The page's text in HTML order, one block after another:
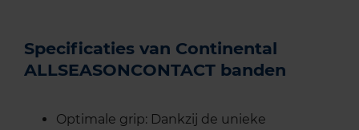
Specificaties van Continental
ALLSEASONCONTACT banden
Optimale grip: Dankzij de unieke